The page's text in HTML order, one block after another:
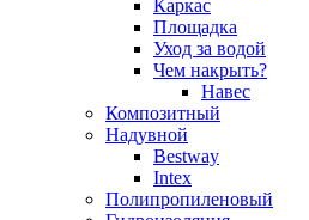
Каркас
Площадка
Уход за водой
Чем накрыть?
Навес
Композитный
Надувной
Bestway
Intex
Полипропиленовый